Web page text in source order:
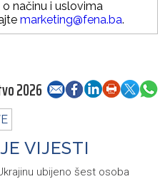
načinu i uslovima
marketing@fena.ba.
2026
VIJESTI
ubijeno šest osoba